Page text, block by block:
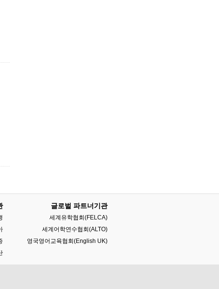
글로벌 파트너기관
세계유학협회(FELCA)
세계어학연수협회(ALTO)
영국영어교육협회(English UK)